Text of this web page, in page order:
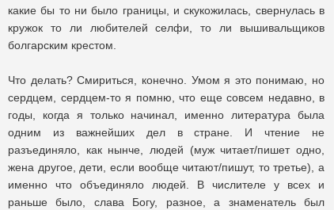
какие бы то ни было границы, и скукожилась, свернулась в
кружок то ли любителей селфи, то ли вышивальщиков
болгарским крестом.
Что делать? Смириться, конечно. Умом я это понимаю, но
сердцем, сердцем-то я помню, что еще совсем недавно, в
годы, когда я только начинал, именно литература была
одним из важнейших дел в стране. И чтение не
разъединяло, как нынче, людей (муж читает/пишет одно,
жена другое, дети, если вообще читают/пишут, то третье), а
именно что объединяло людей. В числителе у всех и
раньше было, слава Богу, разное, а знаменатель был